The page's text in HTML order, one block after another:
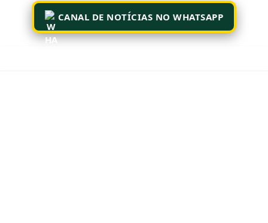
CANAL DE NOTÍCIAS NO WHATSAPP